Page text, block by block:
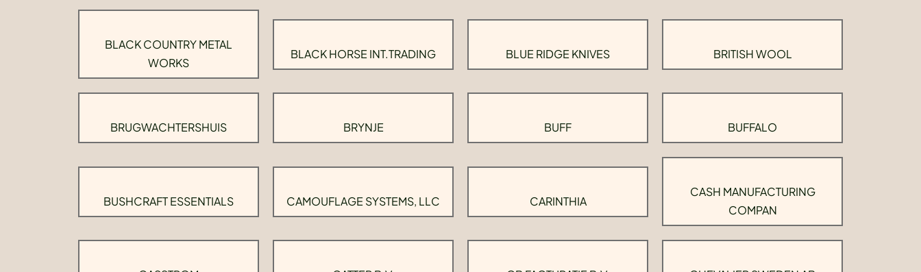
BLACK COUNTRY METAL
WORKS
BLACK HORSE INT.TRADING BLUE RIDGE KNIVES BRITISH WOOL
BRUGWACHTERSHUIS BRYNJE BUFF BUFFALO
BUSHCRAFT ESSENTIALS CAMOUFLAGE SYSTEMS, LLC CARINTHIA
CASH MANUFACTURING
COMPAN